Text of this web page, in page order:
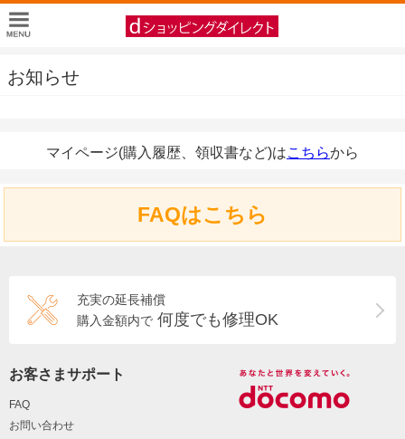
お知らせ
マイページ(購入履歴、領収書など)はこちらから
FAQはこちら
充実の延長補償
購入金額内で 何度でも修理OK
お客さまサポート
FAQ
お問い合わせ